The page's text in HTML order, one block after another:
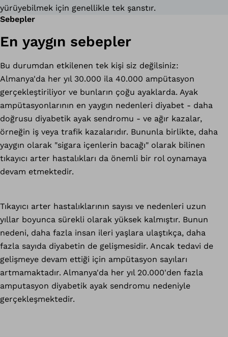
yürüyebilmek için genellikle tek şanstır.
Sebepler
En yaygın sebepler
Bu durumdan etkilenen tek kişi siz değilsiniz:
Almanya'da her yıl 30.000 ila 40.000 ampütasyon
gerçekleştiriliyor ve bunların çoğu ayaklarda. Ayak
ampütasyonlarının en yaygın nedenleri diyabet - daha
doğrusu diyabetik ayak sendromu - ve ağır kazalar,
örneğin iş veya trafik kazalarıdır. Bununla birlikte, daha
yaygın olarak "sigara içenlerin bacağı" olarak bilinen
tıkayıcı arter hastalıkları da önemli bir rol oynamaya
devam etmektedir.
Tıkayıcı arter hastalıklarının sayısı ve nedenleri uzun
yıllar boyunca sürekli olarak yüksek kalmıştır. Bunun
nedeni, daha fazla insan ileri yaşlara ulaştıkça, daha
fazla sayıda diyabetin de gelişmesidir. Ancak tedavi de
gelişmeye devam ettiği için ampütasyon sayıları
artmamaktadır. Almanya'da her yıl 20.000'den fazla
amputasyon diyabetik ayak sendromu nedeniyle
gerçekleşmektedir.